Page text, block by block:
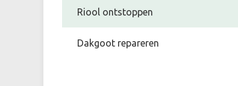
Riool ontstoppen
Dakgoot repareren